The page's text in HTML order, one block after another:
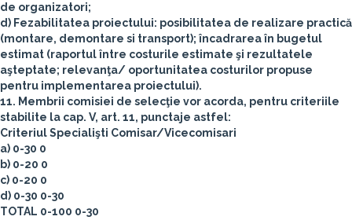
de organizatori;
d) Fezabilitatea proiectului: posibilitatea de realizare practică
(montare, demontare si transport); încadrarea în bugetul
estimat (raportul între costurile estimate şi rezultatele
aşteptate; relevanţa/ oportunitatea costurilor propuse
pentru implementarea proiectului).
11. Membrii comisiei de selecţie vor acorda, pentru criteriile
stabilite la cap. V, art. 11, punctaje astfel:
Criteriul Specialişti Comisar/Vicecomisari
a) 0-30 0
b) 0-20 0
c) 0-20 0
d) 0-30 0-30
TOTAL 0-100 0-30